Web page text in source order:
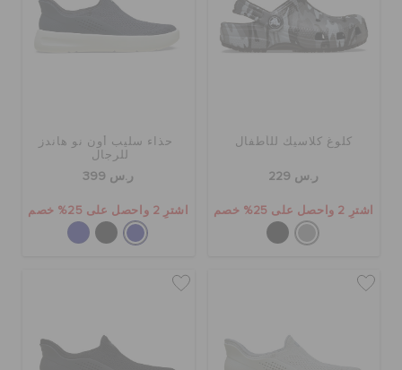
كلوغ كلاسيك للأطفال
ر.س 229
اشترِ 2 واحصل على 25% خصم
حذاء سليب أون نو هاندز
للرجال
ر.س 399
اشترِ 2 واحصل على 25% خصم